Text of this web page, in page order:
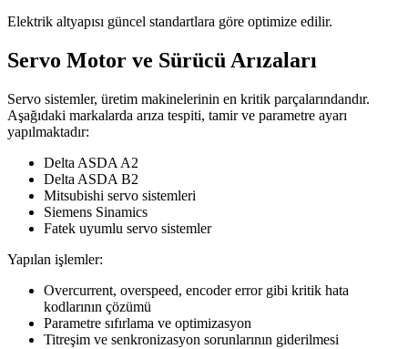
Elektrik altyapısı güncel standartlara göre optimize edilir.
Servo Motor ve Sürücü Arızaları
Servo sistemler, üretim makinelerinin en kritik parçalarındandır.
Aşağıdaki markalarda arıza tespiti, tamir ve parametre ayarı
yapılmaktadır:
Delta ASDA A2
Delta ASDA B2
Mitsubishi servo sistemleri
Siemens Sinamics
Fatek uyumlu servo sistemler
Yapılan işlemler:
Overcurrent, overspeed, encoder error gibi kritik hata
kodlarının çözümü
Parametre sıfırlama ve optimizasyon
Titreşim ve senkronizasyon sorunlarının giderilmesi